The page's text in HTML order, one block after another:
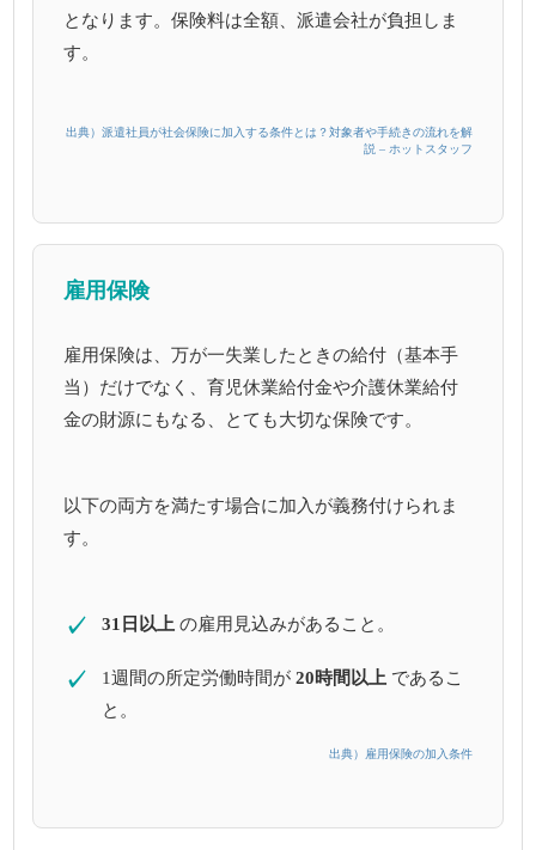
となります。保険料は全額、派遣会社が負担しま
す。
出典）派遣社員が社会保険に加入する条件とは？対象者や手続きの流れを解
説 – ホットスタッフ
雇用保険
雇用保険は、万が一失業したときの給付（基本手
当）だけでなく、育児休業給付金や介護休業給付
金の財源にもなる、とても大切な保険です。
以下の両方を満たす場合に加入が義務付けられま
す。
✓ 31日以上 の雇用見込みがあること。
✓ 1週間の所定労働時間が20時間以上 であるこ
と。
出典）雇用保険の加入条件